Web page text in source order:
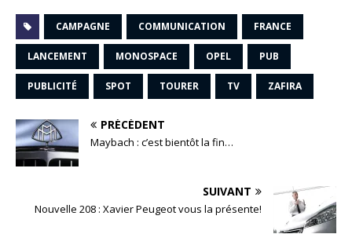
CAMPAGNE COMMUNICATION FRANCE
LANCEMENT MONOSPACE OPEL PUB
PUBLICITÉ SPOT TOURER TV ZAFIRA
PRÉCÉDENT
Maybach : c’est bientôt la fin…
SUIVANT
Nouvelle 208 : Xavier Peugeot vous la présente!